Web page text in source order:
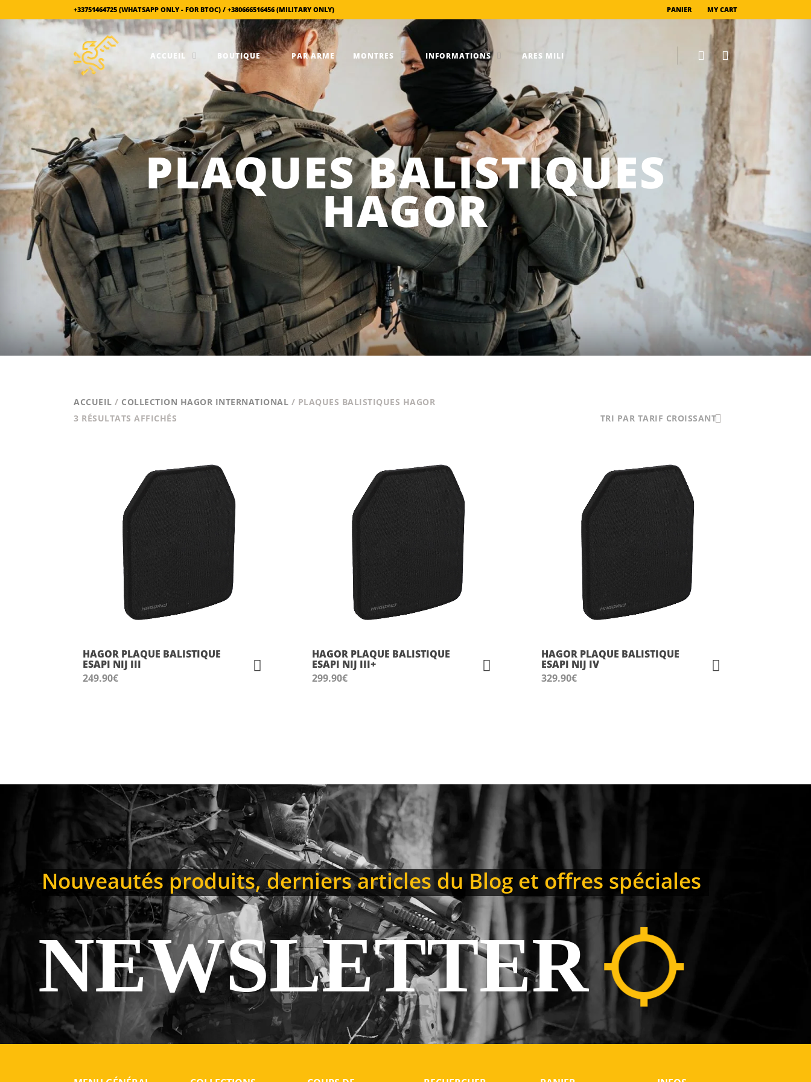
+33751464725 (WHATSAPP ONLY - FOR BTOC) / +380666516456 (MILITARY ONLY) PANIER MY CART
ACCUEIL BOUTIQUE PAR ARME MONTRES INFORMATIONS ARES MILI
PLAQUES BALISTIQUES
HAGOR
ACCUEIL / COLLECTION HAGOR INTERNATIONAL / PLAQUES BALISTIQUES HAGOR
3 RÉSULTATS AFFICHÉS
CROISSANT
TRI PAR TARIF CROISSANT
HAGOR PLAQUE BALISTIQUE
ESAPI NIJ III
249.90€
HAGOR PLAQUE BALISTIQUE
ESAPI NIJ III+
299.90€
HAGOR PLAQUE BALISTIQUE
ESAPI NIJ IV
329.90€
Nouveautés produits, derniers articles du Blog et offres spéciales
NEWSLETTER